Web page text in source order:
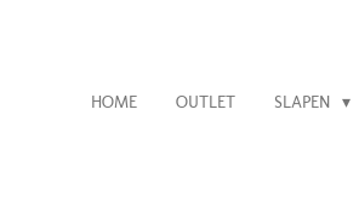
HOME OUTLET SLAPEN